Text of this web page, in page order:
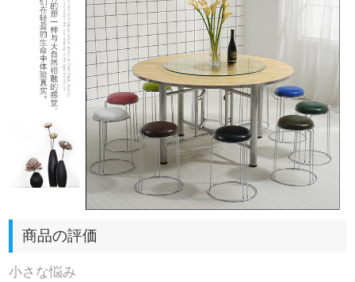
商品の評価
小さな悩み